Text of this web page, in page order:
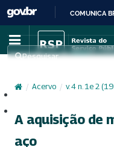
COMUNICA
Pesquisar
/ Acervo / v. 4 n. 1e 2
A aquisição de
aço